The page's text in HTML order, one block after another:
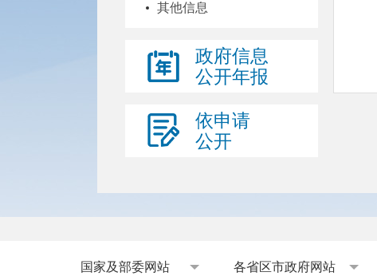
其他信息
政府信息
公开年报
依申请
公开
国家及部委网站 各省区市政府网站